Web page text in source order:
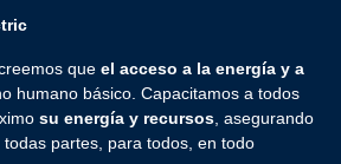
que el acceso a la energía y a
humano básico. Capacitamos a todos
su energía y recursos , asegurando
todas partes, para todos, en todo